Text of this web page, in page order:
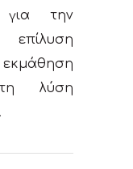
για την
λύση